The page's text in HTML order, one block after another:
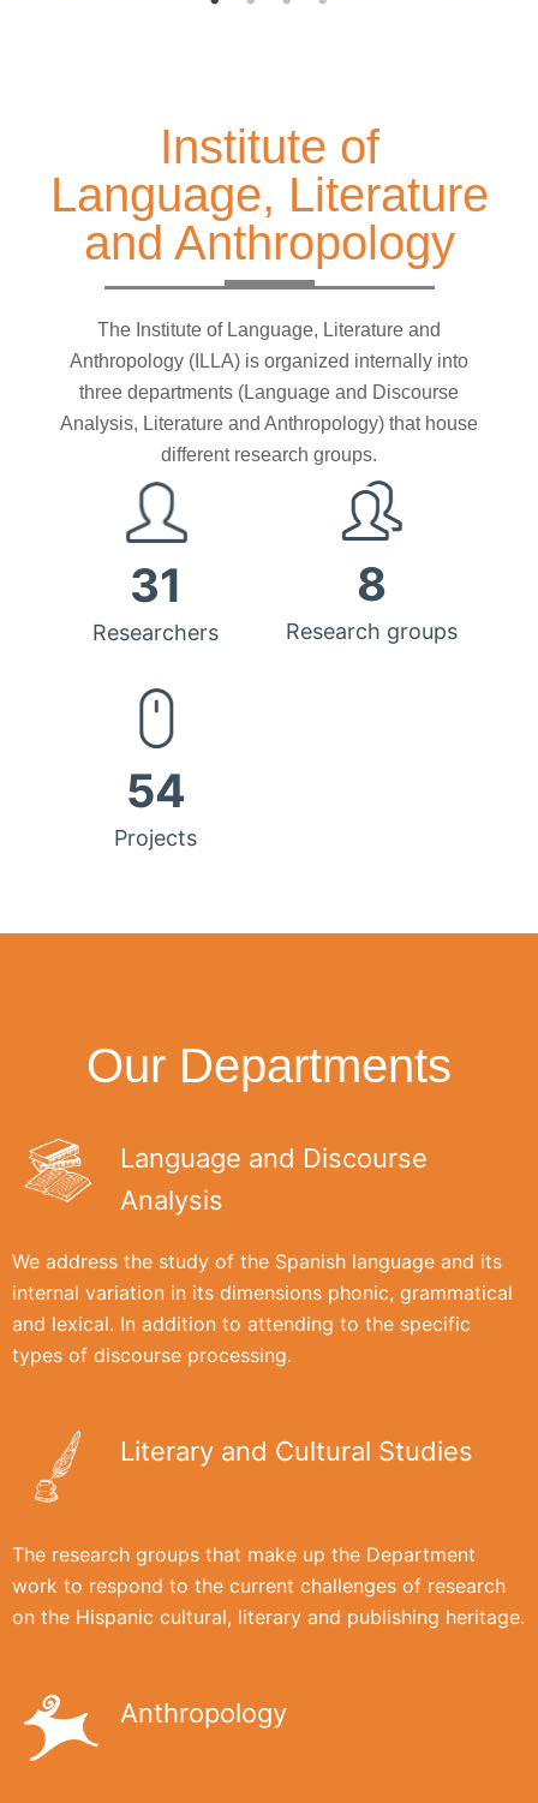
Institute of
Language, Literature
and Anthropology
The Institute of Language, Literature and
Anthropology (ILLA) is organized internally into
three departments (Language and Discourse
Analysis, Literature and Anthropology) that house
different research groups.
31
Researchers
8
Research groups
54
Projects
Our Departments
Language and Discourse
Analysis
We address the study of the Spanish language and its
internal variation in its dimensions phonic, grammatical
and lexical. In addition to attending to the specific
types of discourse processing.
Literary and Cultural Studies
The research groups that make up the Department
work to respond to the current challenges of research
on the Hispanic cultural, literary and publishing heritage.
Anthropology